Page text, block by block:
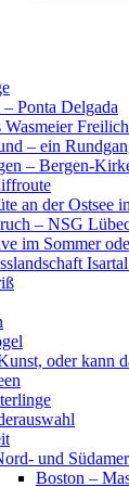
Ponta Delgada
– ein
– Bergen-
an der Ostsee
– NSG
im Sommer
oder kann
und
Boston –